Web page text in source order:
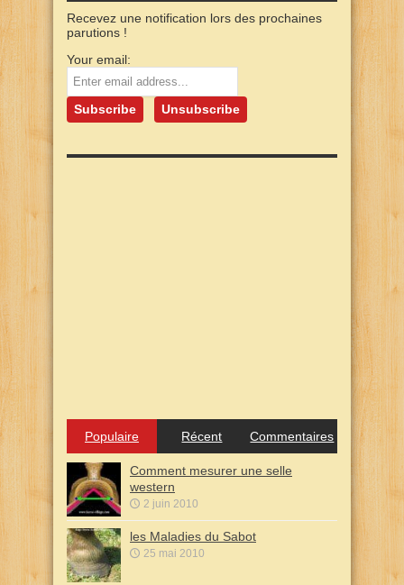
Recevez une notification lors des prochaines
parutions !
Your email:
Populaire Récent Commentaires
Comment mesurer une selle
western
2 juin 2010
les Maladies du Sabot
25 mai 2010